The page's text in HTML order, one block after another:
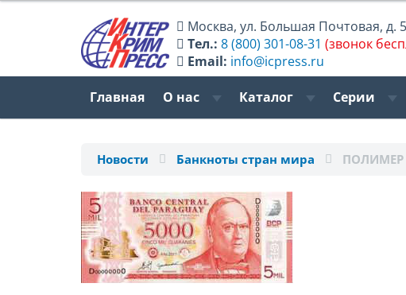
Москва,ул. Большая Почтовая, д.
Тел.: 8 (800) 301-08-31 (звонок
Email: info@icpress.ru
Главная О нас Каталог Серии
Новости Банкноты стран мира ПОЛИМЕР